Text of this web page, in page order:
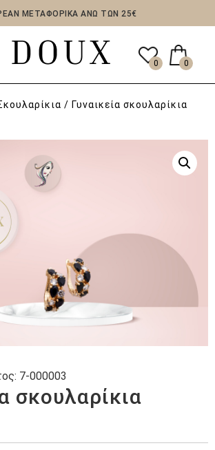
ΜΕΤΑΦΟΡΙΚΑ ΑΝΩ ΤΩΝ 25€
0 0
/ Γυναικεία σκουλαρίκια
σκουλαρίκια
7-000003